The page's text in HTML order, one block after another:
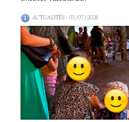
ACTUALITÉS- 03/07/2026